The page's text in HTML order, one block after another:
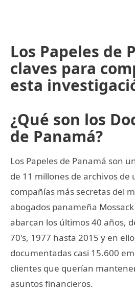
Los Papeles de
claves para
esta
¿Qué son los
de Panamá?
Los Papeles de Panamá son
de 11 millones de archivos de
compañías más secretas del
abogados panameña
abarcan los últimos 40 años,
70's, 1977 hasta 2015 y en
documentadas casi 15.600
clientes que querían
asuntos financieros.